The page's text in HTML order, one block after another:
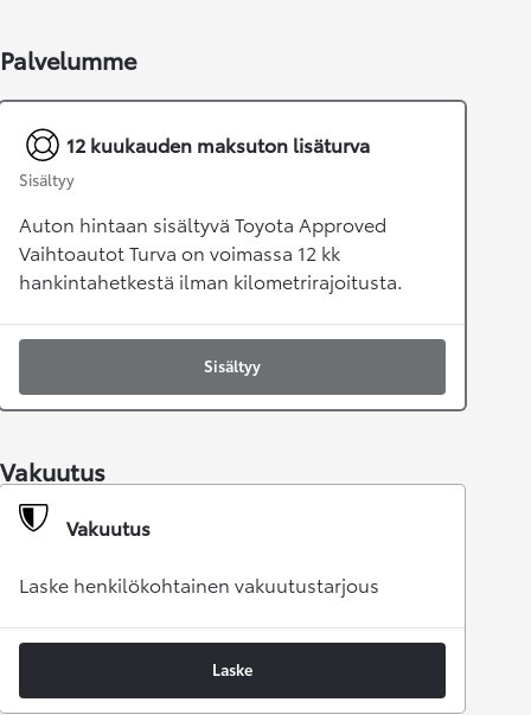
Palvelumme
12 kuukauden maksuton lisäturva
Sisältyy
Auton hintaan sisältyvä Toyota Approved
Vaihtoautot Turva on voimassa 12 kk
hankintahetkestä ilman kilometrirajoitusta.
Sisältyy
Vakuutus
Vakuutus
Laske henkilökohtainen vakuutustarjous
Laske